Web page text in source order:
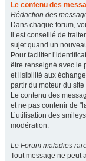
Le contenu des
Rédaction des
Dans chaque forum,
Il est conseillé de
sujet quand un
Pour faciliter
être renseigné avec le
et lisibilité aux
partir du moteur du
Le contenu des
et ne pas contenir de
L’utilisation des
modération.
Le Forum maladies
Tout message ne peut